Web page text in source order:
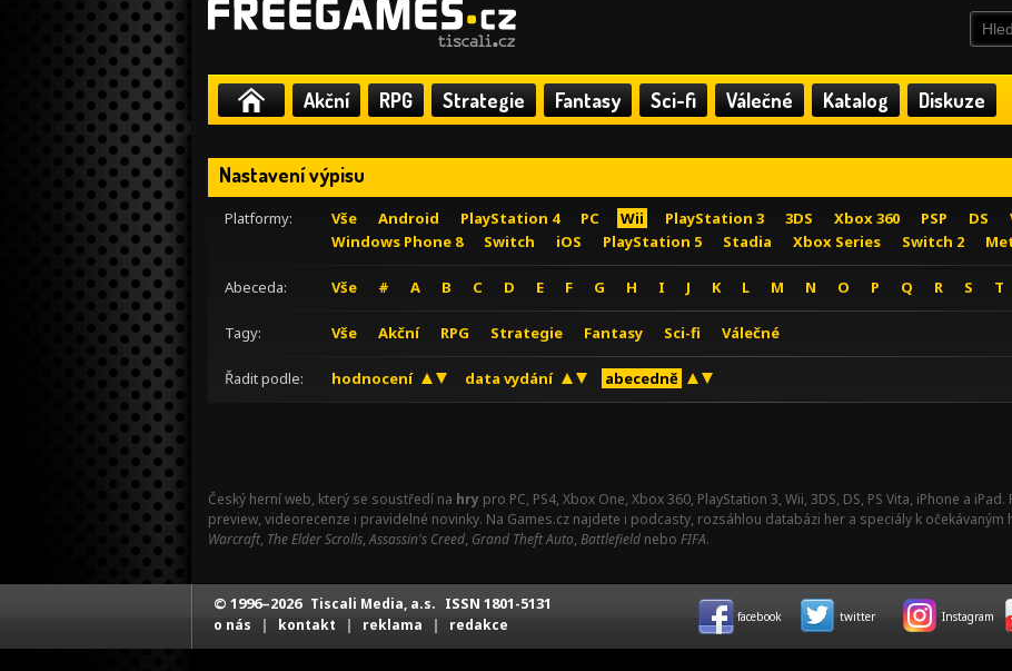
Akční RPG Strategie Fantasy Sci-fi Válečné Katalog Diskuze
Nastavení výpisu
Platformy: Vše Android PlayStation 4 PC Wii PlayStation 3 3DS Xbox 360 PSP DS
Windows Phone 8
Switch iOS PlayStation 5 Stadia Xbox Series Switch 2
Abeceda: Vše # A B C D E F G H I J K L M N O P Q R S T
Tagy: Vše Akční RPG Strategie Fantasy Sci-fi Válečné
Řadit podle: hodnocení data vydání abecedně
Český herní web, který se soustředí na hry pro PC, PS4, Xbox One, Xbox 360, PlayStation 3, Wii, 3DS, DS, PS Vita, iPhone a
preview, videorecenze i pravidelné novinky. Na Games.cz najdete i podcasty, rozsáhlou databázi her a speciály k očekávaným
Warcraft, The Elder Scrolls,Assassin's Creed, Grand Theft Auto, Battlefield nebo FIFA.
© 1996–2026 Tiscali Media, a.s. ISSN 1801-5131
o nás | kontakt | reklama | redakce facebook twitter Instagram